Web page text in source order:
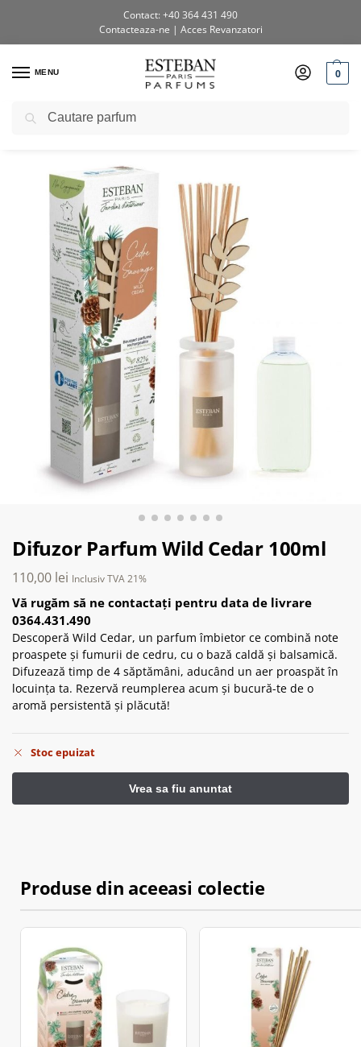
Contact: +40 364 431 490
Contacteaza-ne | Acces Revanzatori
MENU 0
Prima pagină / Shop / Buchete parfumate
Difuzor Parfum Wild Cedar 100ml
110,00 lei Inclusiv TVA 21%
Vă rugăm să ne contactați pentru data de livrare
0364.431.490
Descoperă Wild Cedar, un parfum îmbietor ce combină note
proaspete și fumurii de cedru, cu o bază caldă și balsamică.
Difuzează timp de 4 săptămâni, aducând un aer proaspăt în
locuința ta. Rezervă reumplerea acum și bucură-te de o
aromă persistentă și plăcută!
Stoc epuizat
Produse din aceeasi colectie